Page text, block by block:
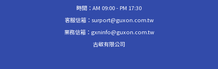
時間：AM 09:00 - PM 17:30
客服信箱：surport@guxon.com.tw
業務信箱：gxninfo@guxon.com.tw
古敬有限公司